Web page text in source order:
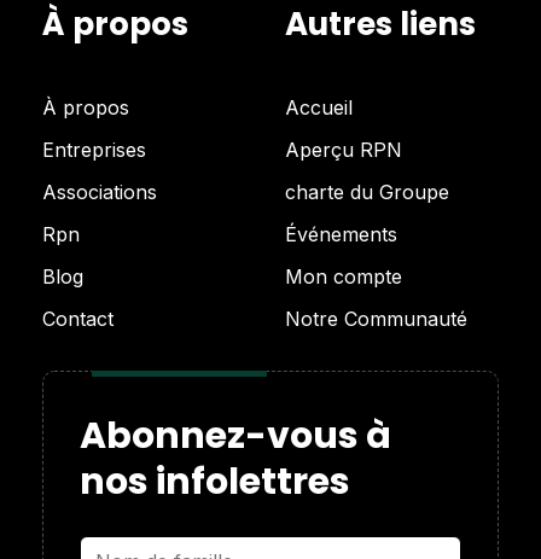
À propos
À propos
Entreprises
Associations
Rpn
Blog
Contact
Autres liens
Accueil
Aperçu RPN
charte du Groupe
Événements
Mon compte
Notre Communauté
Abonnez-vous à
nos infolettres